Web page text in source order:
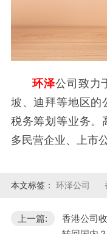
环泽公司致力
坡、迪拜等地区的
税务筹划等业务。
多民营企业、上市
本文标签： 环泽公司
上一篇:
香港公司